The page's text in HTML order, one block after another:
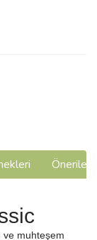
ve muhteşem